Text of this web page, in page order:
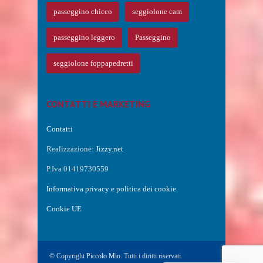
passeggino chicco seggiolone cam
passeggino leggero Passeggino
seggiolone foppapedretti
CONTATTI E MARKETING
Contatti
Realizzazione: Jizzy.net
P.Iva 01419730559
Informativa privacy e politica dei cookie
Cookie UE
© CopyrightPiccolo Mio. Tutti i diritti riservati.